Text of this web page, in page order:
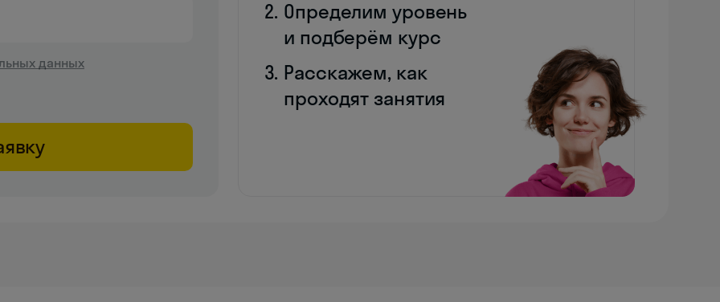
данных
Определим уровень
и подберём курс
Расскажем, как
проходят занятия